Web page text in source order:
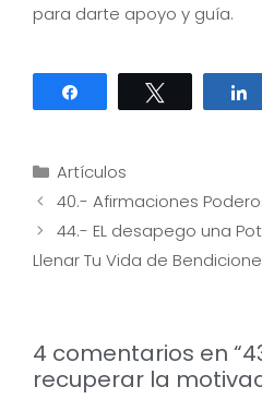
para darte apoyo y guía.
Compartir Twittear
Categorías
Artículos
Navegación
de
entradas
40.- Afirmaciones
44.- EL desapego una
Llenar Tu Vida de
4 comentarios en
recuperar la